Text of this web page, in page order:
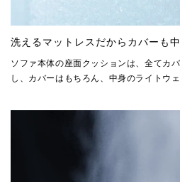
洗えるマットレスだからカバーも
ソファ本体の座面クッションは、全てカ
し、カバーはもちろん、中身のライトウ